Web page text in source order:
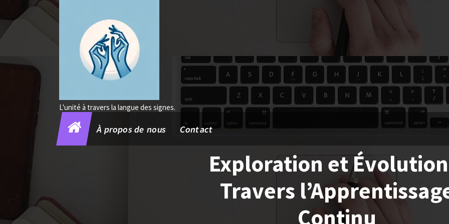
au
contenu
L'unité à travers la langue des signes.
À propos de nous Contact
Exploration et
Travers
Continu